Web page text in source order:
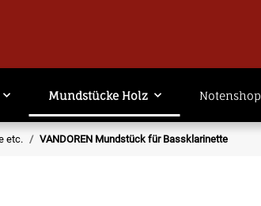
Mundstücke Holz Notenshop
etc. VANDOREN Mundstück für Bassklarinette